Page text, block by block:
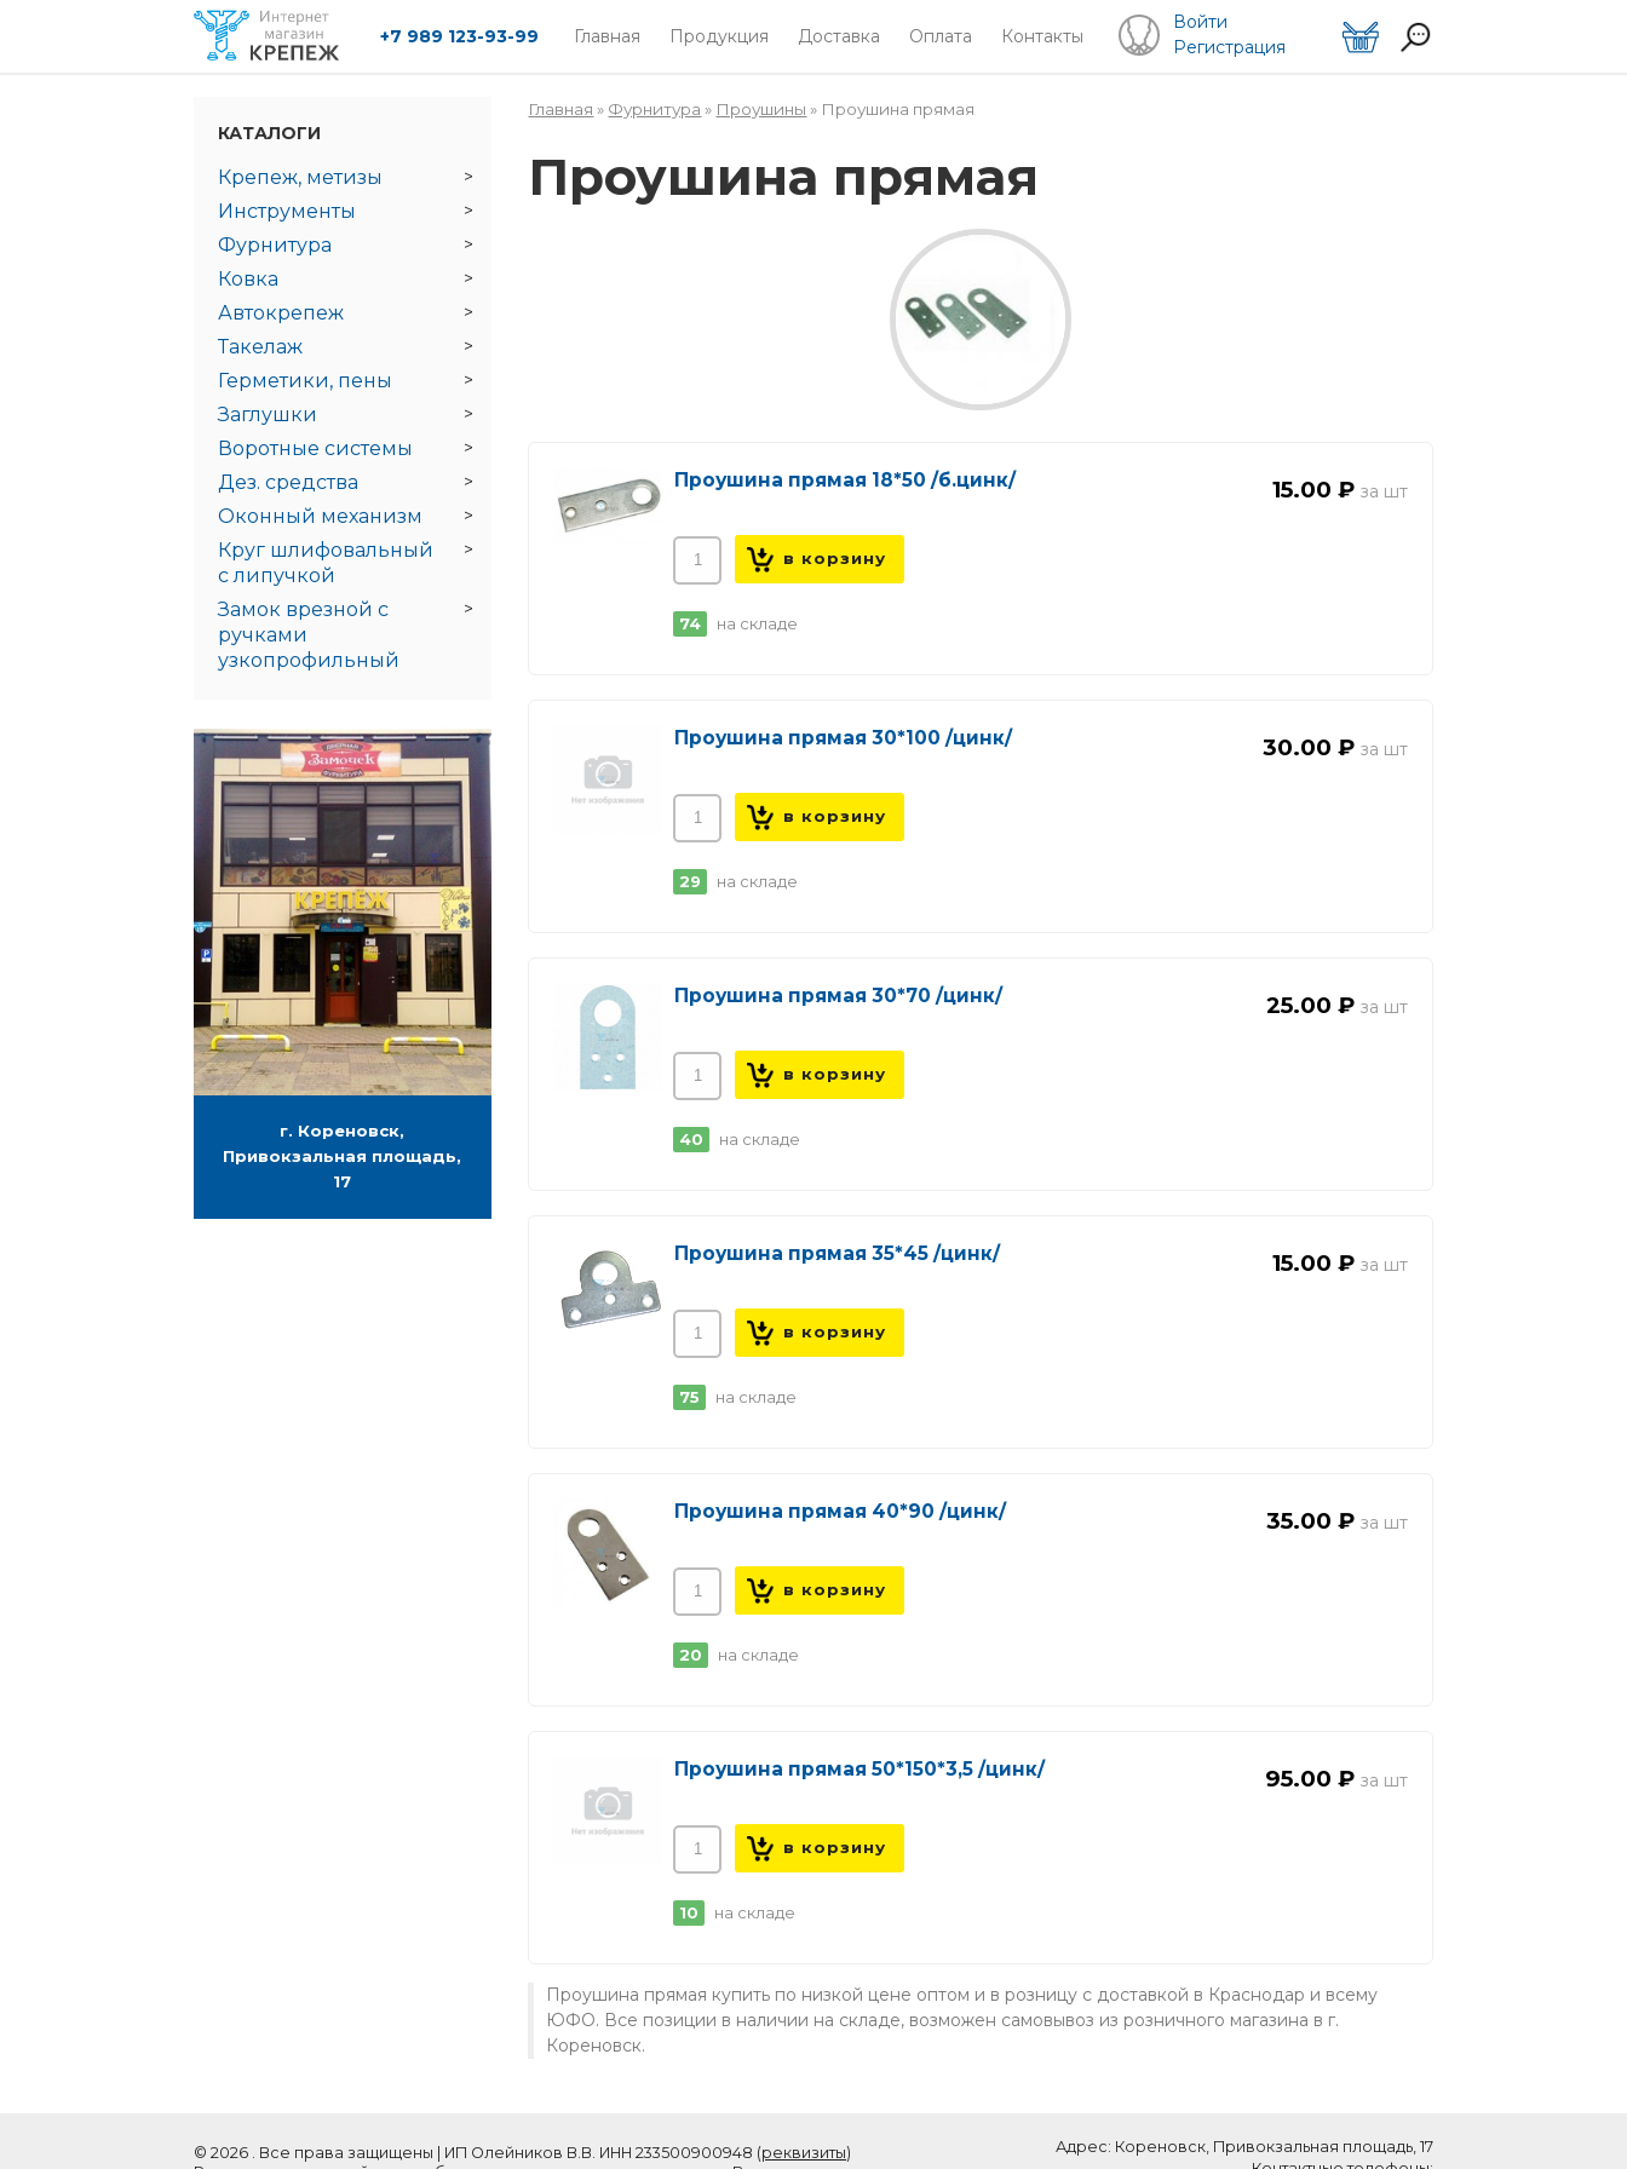
Главная Продукция Доставка Оплата Контакты
+7 989 123-93-99
Войти
Регистрация
Вы здесь
Главная » Фурнитура » Проушины » Проушина прямая
Проушина прямая
Проушина прямая 18*50 /б.цинк/ 15.00 ₽
74 на складе
Проушина прямая 30*100 /цинк/ 30.00 ₽
29 на складе
Проушина прямая 30*70 /цинк/ 25.00 ₽
40 на складе
Проушина прямая 35*45 /цинк/ 15.00 ₽
75 на складе
Проушина прямая 40*90 /цинк/ 35.00 ₽
20 на складе
Проушина прямая 50*150*3,5 /цинк/ 95.00 ₽
10 на складе
Проушина прямая купить по низкой цене оптом и в розницу с доставкой в Краснодар и всему
ЮФО. Все позиции в наличии на складе, возможен самовывоз из розничного магазина в г.
Кореновск.
КАТАЛОГИ
Крепеж, метизы
Инструменты
Фурнитура
Ковка
Автокрепеж
Такелаж
Герметики, пены
Заглушки
Воротные системы
Дез. средства
Оконный механизм
Круг шлифовальный
с липучкой
Замок врезной с
ручками
узкопрофильный
г. Кореновск,
Привокзальная площадь,
17
© 2026 . Все права защищены | ИП Олейников В.В. ИНН 233500900948 (реквизиты)
Адрес: Кореновск, Привокзальная площадь, 17